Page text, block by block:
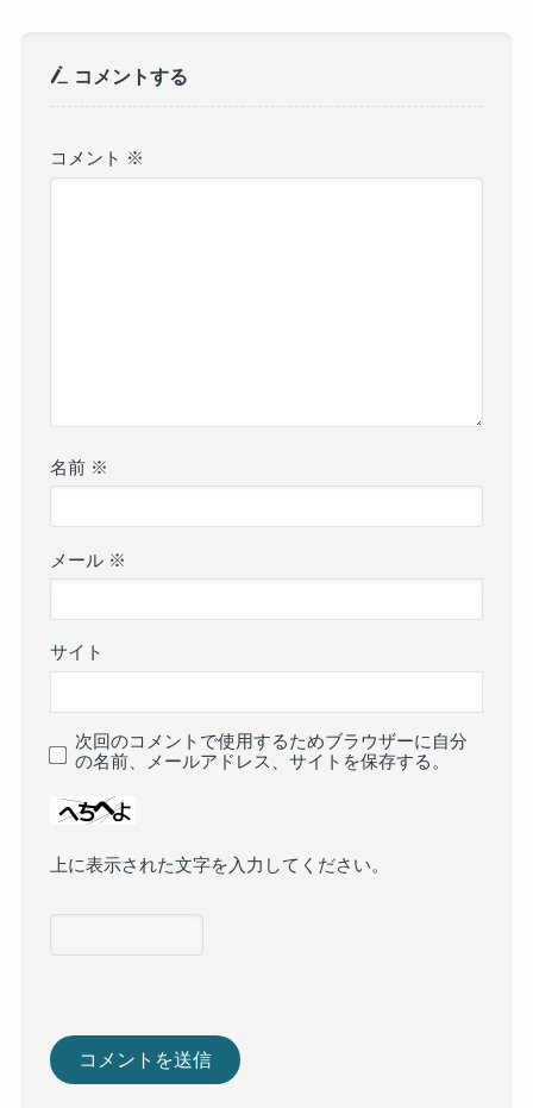
コメントする
コメント ※
名前 ※
メール ※
サイト
次回のコメントで使用するためブラウザーに自分
の名前、メールアドレス、サイトを保存する。
上に表示された文字を入力してください。